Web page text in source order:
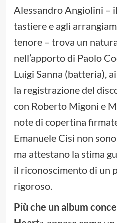
Alessandro Angiolini –
tastiere e agli
tenore – trova un
nell’apporto di Paolo
Luigi Sanna (batteria),
la registrazione del
con Roberto Migoni e
note di copertina
Emanuele Cisi non
ma attestano la stima
il riconoscimento di un
rigoroso.
Più che un album